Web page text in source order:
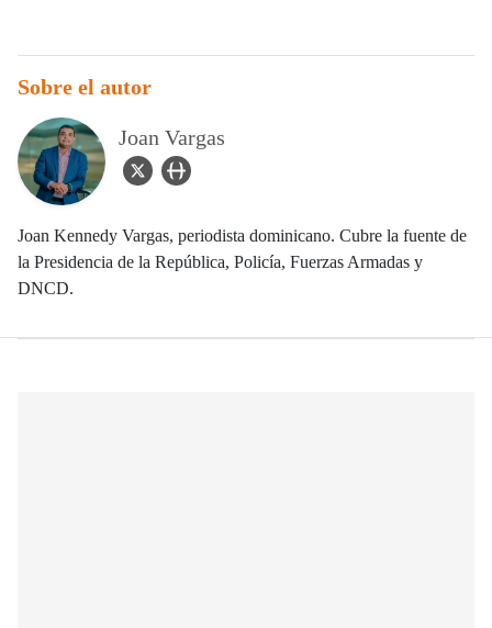
Sobre el autor
Joan Vargas
twitter Iconuser_url Icon
Joan Kennedy Vargas, periodista dominicano. Cubre la fuente de
la Presidencia de la República, Policía, Fuerzas Armadas y
DNCD.